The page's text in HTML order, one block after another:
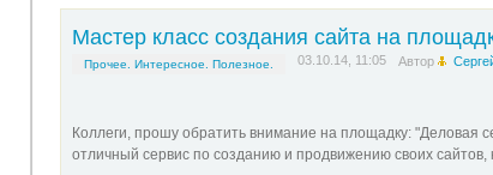
Мастер класс создания сайта на
Прочее. Интересное. Полезное. 03.10.14, 11:05 Автор
Коллеги, прошу обратить внимание на площадку: "Деловая
отличный сервис по созданию и продвижению своих сайтов,